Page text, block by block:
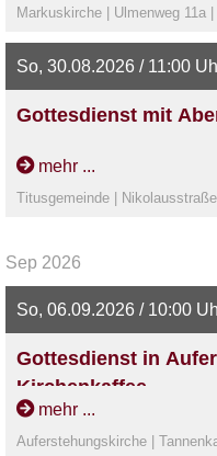
Markuskirche | Ulmenweg 11a
So, 30.08.2026 / 11:00
Gottesdienst mit
mehr ...
Titusgemeinde |
Sep 2026
So, 06.09.2026 / 10:00
Gottesdienst in
Kirchenkaffee
mehr ...
Auferstehungskirche |